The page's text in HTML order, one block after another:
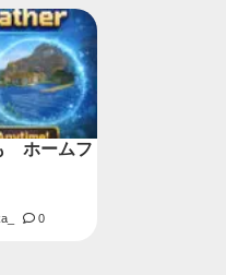
ホームフ
0